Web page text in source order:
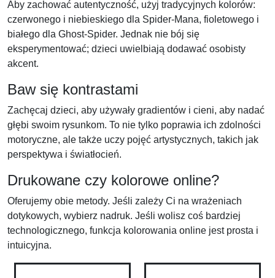
Aby zachować autentyczność, użyj tradycyjnych kolorów:
czerwonego i niebieskiego dla Spider-Mana, fioletowego i
białego dla Ghost-Spider. Jednak nie bój się
eksperymentować; dzieci uwielbiają dodawać osobisty
akcent.
Baw się kontrastami
Zachęcaj dzieci, aby używały gradientów i cieni, aby nadać
głębi swoim rysunkom. To nie tylko poprawia ich zdolności
motoryczne, ale także uczy pojęć artystycznych, takich jak
perspektywa i światłocień.
Drukowane czy kolorowe online?
Oferujemy obie metody. Jeśli zależy Ci na wrażeniach
dotykowych, wybierz nadruk. Jeśli wolisz coś bardziej
technologicznego, funkcja kolorowania online jest prosta i
intuicyjna.